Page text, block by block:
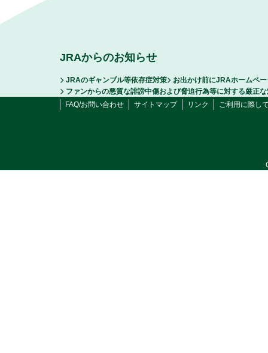
JRAからのお知らせ
JRAのギャンブル等依存症対策
お出かけ前にJRAホームペ
ファンからの悪質な誹謗中傷および脅迫行為等に対する厳正
FAQ/お問い合わせ
サイトマップ リンク ご利用に際し